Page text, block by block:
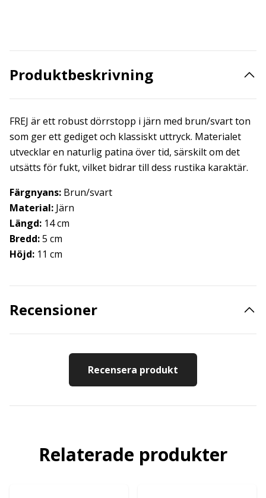
Produktbeskrivning
FREJ är ett robust dörrstopp i järn med brun/svart ton
som ger ett gediget och klassiskt uttryck. Materialet
utvecklar en naturlig patina över tid, särskilt om det
utsätts för fukt, vilket bidrar till dess rustika karaktär.
Färgnyans: Brun/svart
Material: Järn
Längd: 14 cm
Bredd:5 cm
Höjd: 11 cm
Recensioner
Recensera produkt
Relaterade produkter